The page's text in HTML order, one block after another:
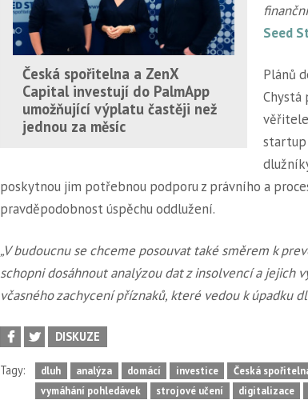
Česká spořitelna a ZenX
Capital investují do PalmApp
umožňující výplatu častěji než
jednou za měsíc
Seed
Plánů
Chystá
startup
poskytnou jim potřebnou podporu z právního a
pravděpodobnost úspěchu oddlužení.
„V budoucnu se chceme posouvat také směrem k
schopni dosáhnout analýzou dat z insolvencí a jejich
včasného zachycení příznaků, které vedou k úpadku
DISKUZE
Tagy: dluh analýza domácí investice Česká
vymáhání pohledávek
strojové učení digitalizace